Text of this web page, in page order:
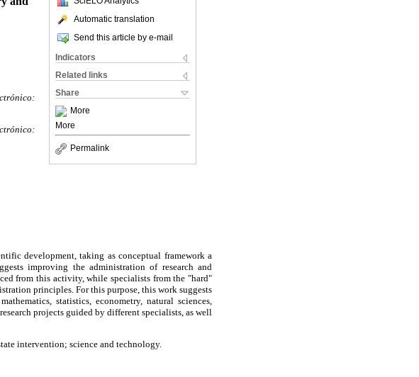
Automatic translation
Send this article by e-mail
Indicators
Related links
Share
More
More
Permalink
development, taking as conceptual framework a
improving the administration of research and
from this activity, while specialists from the "hard"
principles. For this purpose, this work suggests
statistics, econometry, natural sciences,
projects guided by different specialists, as well
intervention; science and technology.